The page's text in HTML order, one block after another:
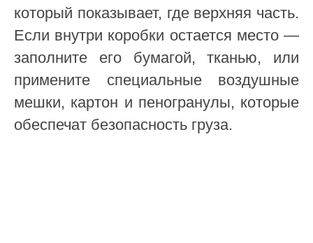
который показывает, где верхняя часть.
Если внутри коробки остается место —
заполните его бумагой, тканью, или
примените специальные воздушные
мешки, картон и пеногранулы, которые
обеспечат безопасность груза.